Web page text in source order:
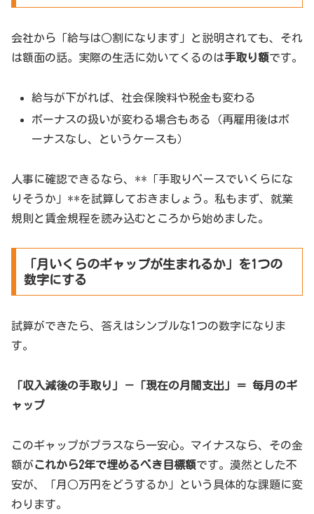
会社から「給与は○割になります」と説明されても、それ
は額面の話。実際の生活に効いてくるのは手取り額です。
給与が下がれば、社会保険料や税金も変わる
ボーナスの扱いが変わる場合もある（再雇用後はボ
ーナスなし、というケースも）
人事に確認できるなら、**「手取りベースでいくらにな
りそうか」**を試算しておきましょう。私もまず、就業
規則と賃金規程を読み込むところから始めました。
「月いくらのギャップが生まれるか」を1つの
数字にする
試算ができたら、答えはシンプルな1つの数字になりま
す。
「収入減後の手取り」－「現在の月間支出」＝ 毎月のギ
ャップ
このギャップがプラスなら一安心。マイナスなら、その金
額がこれから2年で埋めるべき目標額です。漠然とした不
安が、「月○万円をどうするか」という具体的な課題に変
わります。